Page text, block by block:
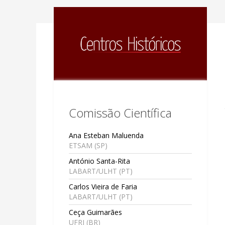
Comissão Científica
Ana Esteban Maluenda
ETSAM (SP)
António Santa-Rita
LABART/ULHT (PT)
Carlos Vieira de Faria
LABART/ULHT (PT)
Ceça Guimarães
UFRJ (BR)